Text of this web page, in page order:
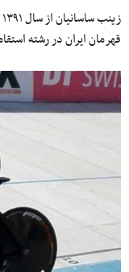
قهرمان ایران در رشته